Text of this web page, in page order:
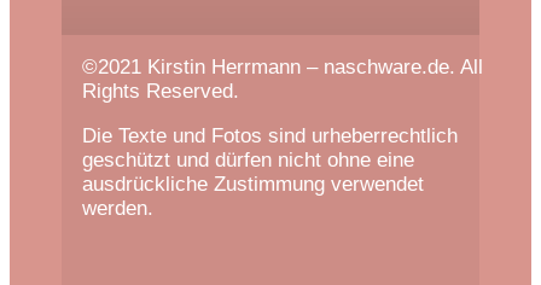
©2021 Kirstin Herrmann – naschware.de. All
Rights Reserved.
Die Texte und Fotos sind urheberrechtlich
geschützt und dürfen nicht ohne eine
ausdrückliche Zustimmung verwendet
werden.